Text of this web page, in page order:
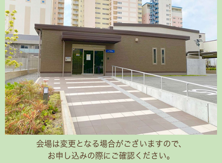
会場は変更となる場合がございますので、
お申し込みの際にご確認ください。